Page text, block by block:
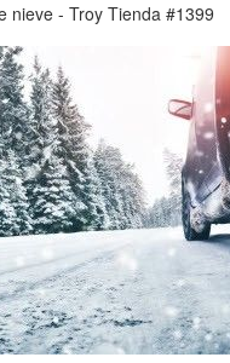
nieve - Troy Tienda #1399